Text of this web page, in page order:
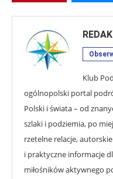
Klub
ogólnopolski portal
Polski i świata – od
szlaki i podziemia, po
rzetelne relacje,
i praktyczne informacje
miłośników aktywnego